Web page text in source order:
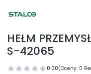
HEŁM
S-42065
0.00(Oceny: 0